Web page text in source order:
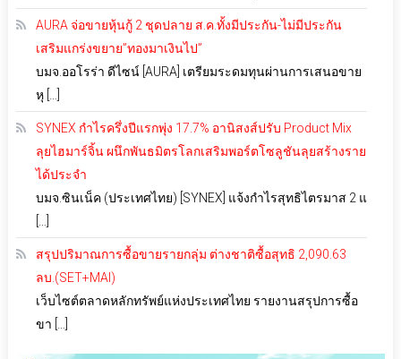
AURA จ่อขายหุ้นกู้ 2 ชุดปลาย ส.ค.ทั้งมีประกัน-ไม่มีประกัน
เสริมแกร่งขยาย”ทองมาเงินไป”
บมจ.ออโรร่า ดีไซน์ [AURA] เตรียมระดมทุนผ่านการเสนอขาย
หุ […]
SYNEX กำไรครึ่งปีแรกพุ่ง 17.7% อานิสงส์ปรับ Product Mix
ลุยไฮมาร์จิ้น ผนึกพันธมิตรโลกเสริมพอร์ตโซลูชันลุยสร้างราย
ได้ประจำ
บมจ.ซินเน็ค (ประเทศไทย) [SYNEX] แจ้งกำไรสุทธิไตรมาส 2 แ
สรุปปริมาณการซื้อขายรายกลุ่ม ต่างชาติซื้อสุทธิ 2,090.63
ลบ.(SET+MAI)
เว็บไซต์ตลาดหลักทรัพย์แห่งประเทศไทย รายงานสรุปการซื้อ
ขา […]